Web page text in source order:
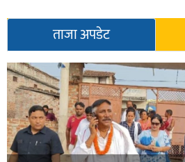
ताजा अपडेट